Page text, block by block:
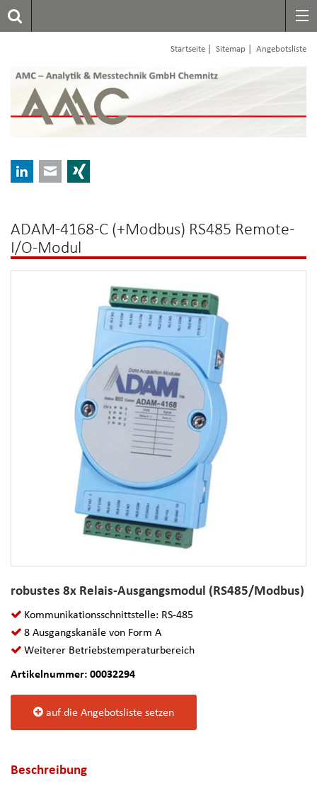
Startseite Sitemap Angebotsliste
LinkedInE-mail
ADAM-4168-C (+Modbus) RS485 Remote-
I/O-Modul
robustes 8x Relais-Ausgangsmodul (RS485/Modbus)
Kommunikationsschnittstelle: RS-485
8 Ausgangskanäle von Form A
Weiterer Betriebstemperaturbereich
Artikelnummer: 00032294
auf die Angebotsliste setzen
Beschreibung